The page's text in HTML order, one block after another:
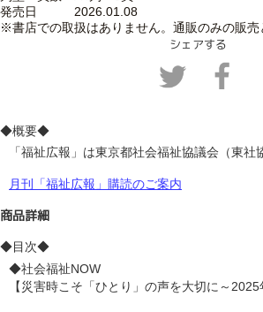
発売日 2026.01. 08
※書店での取扱はありません。通販のみの販売
シェアする
◆概要◆
「福祉広報」は東京都社会福祉協議会（東
月刊「福祉広報」購読のご案内
商品詳細
◆目次◆
◆社会福祉NOW
【災害時こそ「ひとり」の声を大切に～2025